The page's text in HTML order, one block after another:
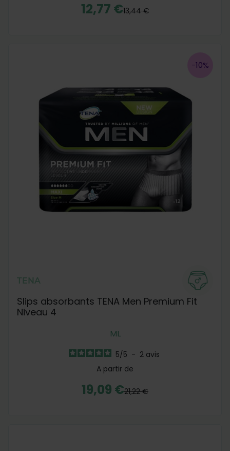
12,77 €13,44 €
-10%
TENA
Slips absorbants TENA Men Premium Fit
Niveau 4
ML
5/5 - 2 avis
A partir de
19,09 €21,22 €